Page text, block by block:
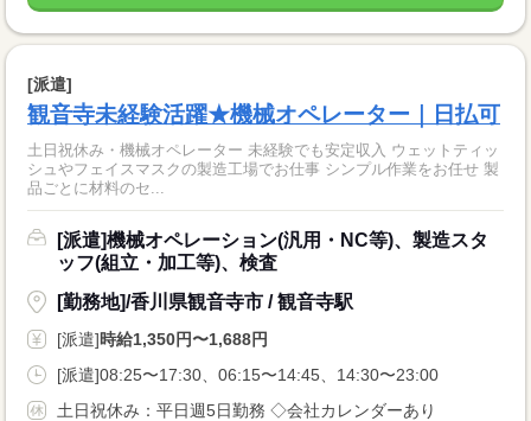
[派遣]
観音寺未経験活躍★機械オペレーター｜日払可
土日祝休み・機械オペレーター 未経験でも安定収入 ウェットティッ
シュやフェイスマスクの製造工場でお仕事 シンプル作業をお任せ 製
品ごとに材料のセ...
[派遣]機械オペレーション(汎用・NC等)、製造スタ
ッフ(組立・加工等)、検査
[勤務地]/香川県観音寺市 / 観音寺駅
[派遣]時給1,350円〜1,688円
[派遣]08:25〜17:30、06:15〜14:45、14:30〜23:00
土日祝休み：平日週5日勤務 ◇会社カレンダーあり